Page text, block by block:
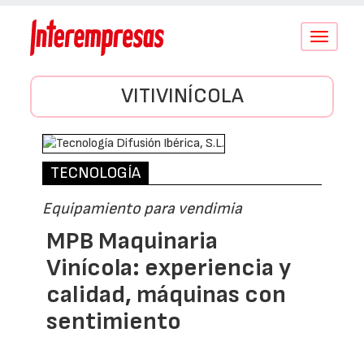
Conmutar
VITIVINÍCOLA
TECNOLOGÍA
Equipamiento para vendimia
MPB Maquinaria
Vinícola: experiencia y
calidad, máquinas con
sentimiento